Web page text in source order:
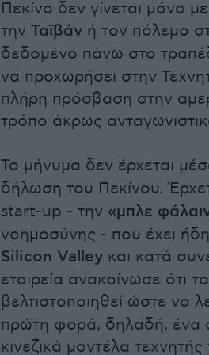
Πεκίνο δεν γίνεται μόνο
την Ταϊβάν ή τον πόλεμο
δεδομένο πάνω στο
να προχωρήσει στην
πλήρη πρόσβαση στην
τρόπο άκρως
Το μήνυμα δεν έρχεται
δήλωση του Πεκίνου.
start-up - την «μπλε
νοημοσύνης - που έχει
Silicon Valley και κατά
εταιρεία ανακοίνωσε ότι
βελτιστοποιηθεί ώστε να
πρώτη φορά, δηλαδή, ένα
κινεζικά μοντέλα